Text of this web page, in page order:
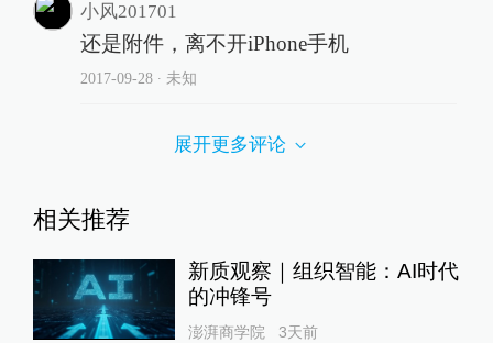
小风201701
还是附件，离不开iPhone手机
2017-09-28∙ 未知
展开更多评论
相关推荐
新质观察｜组织智能：AI时代
的冲锋号
澎湃商学院 3天前